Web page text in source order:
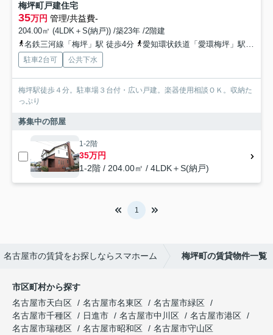
梅坪町戸建住宅
35万円 管理/共益費-
204.00㎡ (4LDK＋S(納戸)) /築23年 /2階建
名鉄三河線「梅坪」駅 徒歩4分
愛知環状鉄道「愛環梅坪」駅 徒歩9分
駐車2台可 公共下水
梅坪駅徒歩４分。駐車場３台付・広い戸建。楽器使用相談ＯＫ。収納た
っぷり
募集中の部屋
1-2階
35万円
1-2階 / 204.00㎡ / 4LDK＋S(納戸)
1
名古屋市の賃貸をお探しならスマホーム 梅坪町の賃貸物件一覧
市区町村から探す
名古屋市天白区
名古屋市名東区
名古屋市緑区
名古屋市千種区
日進市 名古屋市中川区
名古屋市港区
名古屋市瑞穂区
名古屋市昭和区
名古屋市守山区